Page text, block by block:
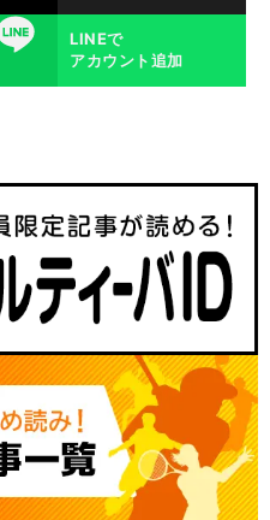
LINEで
アカウント追加